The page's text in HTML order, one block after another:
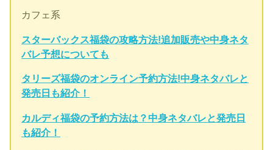
カフェ系
スターバックス福袋の攻略方法!追加販売や中身ネタ
バレ予想についても
タリーズ福袋のオンライン予約方法!中身ネタバレと
発売日も紹介！
カルディ福袋の予約方法は？中身ネタバレと発売日
も紹介！